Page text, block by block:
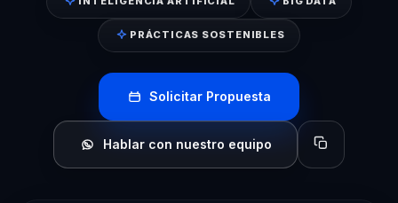
PRÁCTICAS SOSTENIBLES
Solicitar Propuesta
Hablar con nuestro equipo Copiar perfil